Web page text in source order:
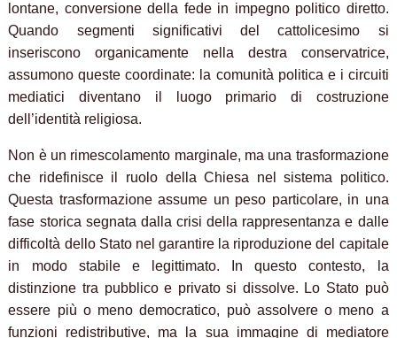
lontane, conversione della fede in impegno politico diretto.
Quando segmenti significativi del cattolicesimo si
inseriscono organicamente nella destra conservatrice,
assumono queste coordinate: la comunità politica e i circuiti
mediatici diventano il luogo primario di costruzione
dell’identità religiosa.
Non è un rimescolamento marginale, ma una trasformazione
che ridefinisce il ruolo della Chiesa nel sistema politico.
Questa trasformazione assume un peso particolare, in una
fase storica segnata dalla crisi della rappresentanza e dalle
difficoltà dello Stato nel garantire la riproduzione del capitale
in modo stabile e legittimato. In questo contesto, la
distinzione tra pubblico e privato si dissolve. Lo Stato può
essere più o meno democratico, può assolvere o meno a
funzioni redistributive, ma la sua immagine di mediatore